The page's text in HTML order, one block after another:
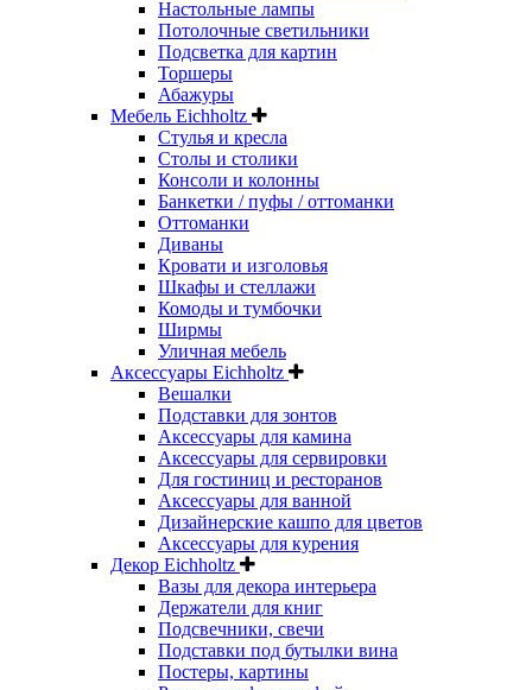
Настольные лампы
Потолочные светильники
Подсветка для картин
Торшеры
Абажуры
Мебель Eichholtz
Стулья и кресла
Столы и столики
Консоли и колонны
Банкетки / пуфы / оттоманки
Оттоманки
Диваны
Кровати и изголовья
Шкафы и стеллажи
Комоды и тумбочки
Ширмы
Уличная мебель
Аксессуары Eichholtz
Вешалки
Подставки для зонтов
Аксессуары для камина
Аксессуары для сервировки
Для гостиниц и ресторанов
Аксессуары для ванной
Дизайнерские кашпо для цветов
Аксессуары для курения
Декор Eichholtz
Вазы для декора интерьера
Держатели для книг
Подсвечники, свечи
Подставки под бутылки вина
Постеры, картины